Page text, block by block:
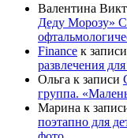
Валентина
Деду Морозу»
Finance к записи
развлечения
Ольга к записи
группа.
Марина к
поэтапно для